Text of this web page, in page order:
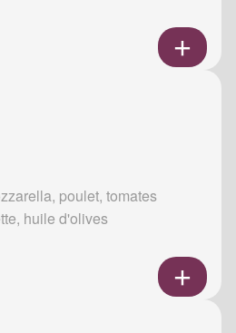
poulet, tomates
huile d'olives